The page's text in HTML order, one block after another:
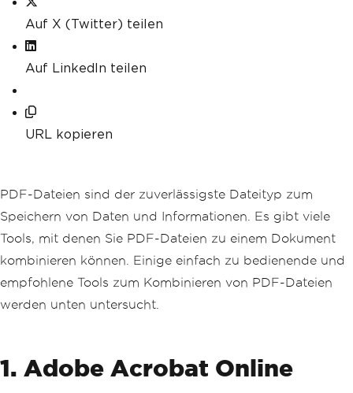
Auf X (Twitter) teilen
Auf LinkedIn teilen
URL kopieren
PDF-Dateien sind der zuverlässigste Dateityp zum
Speichern von Daten und Informationen. Es gibt viele
Tools, mit denen Sie PDF-Dateien zu einem Dokument
kombinieren können. Einige einfach zu bedienende und
empfohlene Tools zum Kombinieren von PDF-Dateien
werden unten untersucht.
1. Adobe Acrobat Online